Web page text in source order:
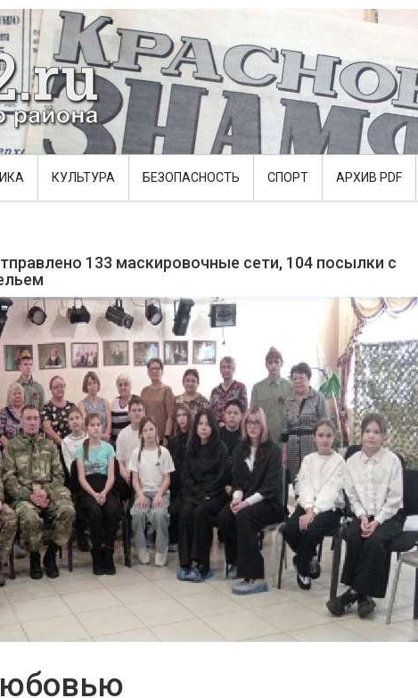
КУЛЬТУРА БЕЗОПАСНОСТЬ СПОРТ АРХИВ PDF
133 маскировочные сети, 104 посылки с